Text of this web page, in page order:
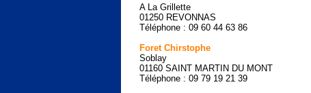
A La Grillette
01250 REVONNAS
Téléphone : 09 60 44 63 86
Foret Chirstophe
Soblay
01160 SAINT MARTIN DU MONT
Téléphone : 09 79 19 21 39